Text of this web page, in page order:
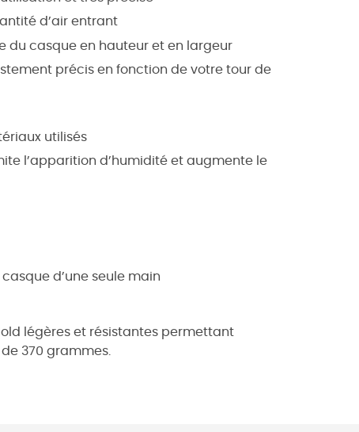
d’air entrant
du casque en hauteur et en largeur
précis en fonction de votre tour de
utilisés
l’apparition d’humidité et augmente le
d’une seule main
légères et résistantes permettant
370 grammes.